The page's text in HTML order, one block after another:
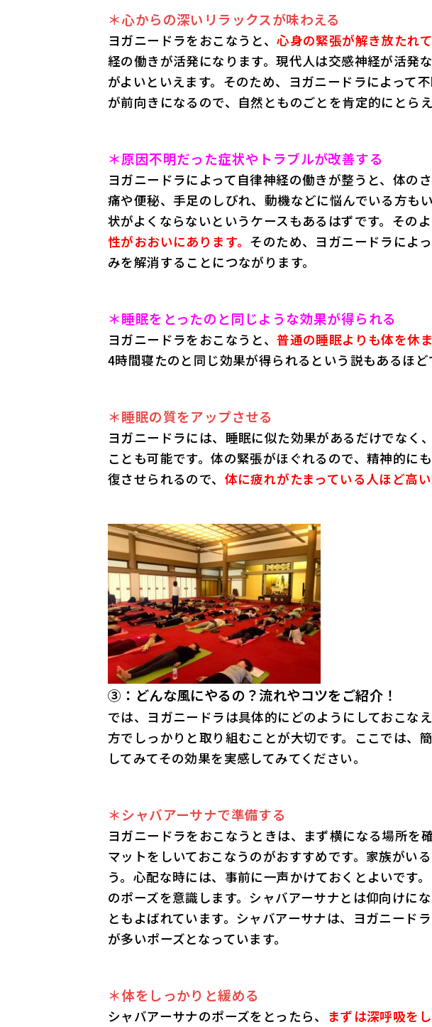
＊心からの深いリラックスが味わえる
ヨガニードラをおこなうと、心身の緊張が解き放たれ
経の働きが活発になります。現代人は交感神経が活発
がよいといえます。そのため、ヨガニードラによって
が前向きになるので、自然とものごとを肯定的にとら
＊原因不明だった症状やトラブルが改善する
ヨガニードラによって自律神経の働きが整うと、体の
痛や便秘、手足のしびれ、動機などに悩んでいる方も
状がよくならないというケースもあるはずです。その
性がおおいにあります。 そのため、ヨガニードラによ
みを解消することにつながります。
＊睡眠をとったのと同じような効果が得られる
ヨガニードラをおこなうと、普通の睡眠よりも体を休
4時間寝たのと同じ効果が得られるという説もあるほ
＊睡眠の質をアップさせる
ヨガニードラには、睡眠に似た効果があるだけでなく
ことも可能です。体の緊張がほぐれるので、精神的に
復させられるので、 体に疲れがたまっている人ほど高
③：どんな風にやるの？流れやコツをご紹介！
では、ヨガニードラは具体的にどのようにしておこな
方でしっかりと取り組むことが大切です。ここでは、
してみてその効果を実感してみてください。
＊シャバアーサナで準備する
ヨガニードラをおこなうときは、まず横になる場所を
マットをしいておこなうのがおすすめです。家族がい
う。心配な時には、事前に一声かけておくとよいです
のポーズを意識します。シャバアーサナとは仰向けに
ともよばれています。シャバアーサナは、ヨガニード
が多いポーズとなっています。
＊体をしっかりと緩める
シャバアーサナのポーズをとったら、 まずは深呼吸を